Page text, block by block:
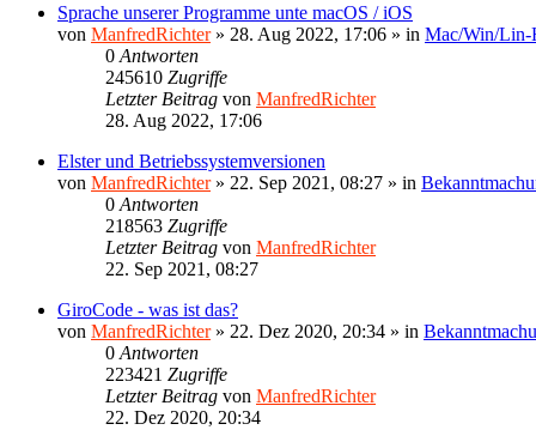
Sprache unserer Programme unte macOS / iOS
von ManfredRichter» 28. Aug 2022, 17:06 » in Mac/Win/Lin-
0 Antworten
245610 Zugriffe
Letzter Beitrag von ManfredRichter
28. Aug 2022, 17:06
Elster und Betriebssystemversionen
von ManfredRichter» 22. Sep 2021, 08:27 » in
0 Antworten
218563 Zugriffe
Letzter Beitrag von ManfredRichter
22. Sep 2021, 08:27
GiroCode - was ist das?
von ManfredRichter» 22. Dez 2020, 20:34 » in
0 Antworten
223421 Zugriffe
Letzter Beitrag von ManfredRichter
22. Dez 2020, 20:34